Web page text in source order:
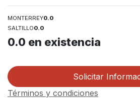
MONTERREY0.0
SALTILLO0.0
0.0 en existencia
Solicitar
Términos y condiciones